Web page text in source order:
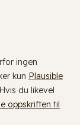
ingen
kun Plausible
du likevel
oppskriften til